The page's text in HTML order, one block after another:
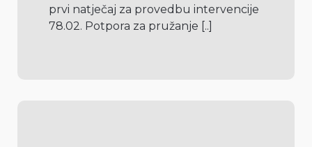
prvi natječaj za provedbu intervencije
78.02. Potpora za pružanje [..]